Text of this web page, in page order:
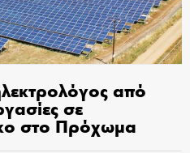
από
σε
στο Πρόχωμα